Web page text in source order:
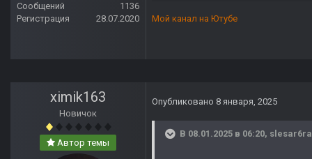
Сообщений
1136
Регистрация
28.07.2020 Мой канал на Ютубе
ximik163
Новичок
Автор темы
Опубликовано 8 января, 2025
В 08.01.2025 в 06:20,